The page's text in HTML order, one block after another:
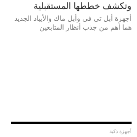
وتكشف خططها المستقبلية
أجهزة أبل تي في وأبل ماك والأيباد الجديد
هما أهم من جذب أنظار المتابعين
أجهزة ذكية